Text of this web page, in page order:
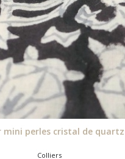
mini perles cristal de quartz
Colliers